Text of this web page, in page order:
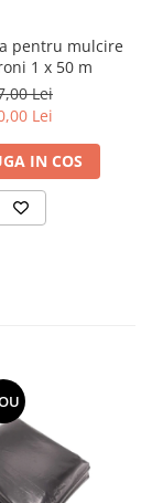
pentru mulcire
1 x 50 m
Lei
Lei
IN COS